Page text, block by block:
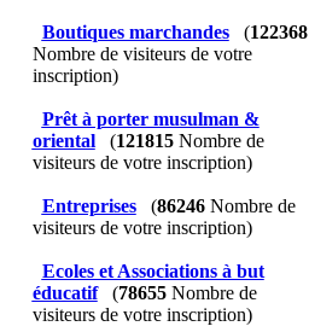
Boutiques marchandes (122368
Nombre de visiteurs de votre
inscription)
Prêt à porter musulman &
oriental
(121815Nombre de
visiteurs de votre inscription)
Entreprises (86246Nombre de
visiteurs de votre inscription)
Ecoles et Associations à but
éducatif
(78655Nombre de
visiteurs de votre inscription)